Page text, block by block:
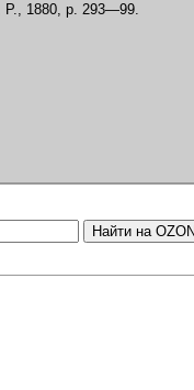
P., 1880, p. 293—99.